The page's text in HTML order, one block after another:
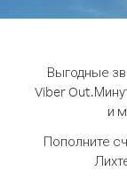
Выгодные
Viber Out.
и
Пополните